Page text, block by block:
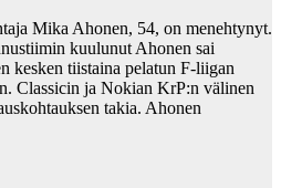
Mika Ahonen, 54, on menehtynyt.
kuulunut Ahonen sai
kesken tiistaina pelatun F-liigan
Classicin ja Nokian KrP:n välinen
takia. Ahonen